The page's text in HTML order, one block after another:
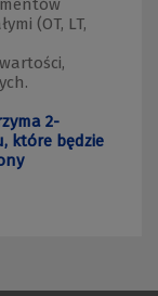
(OT, LT,
2-
które będzie